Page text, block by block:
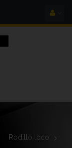
Rodillo loco